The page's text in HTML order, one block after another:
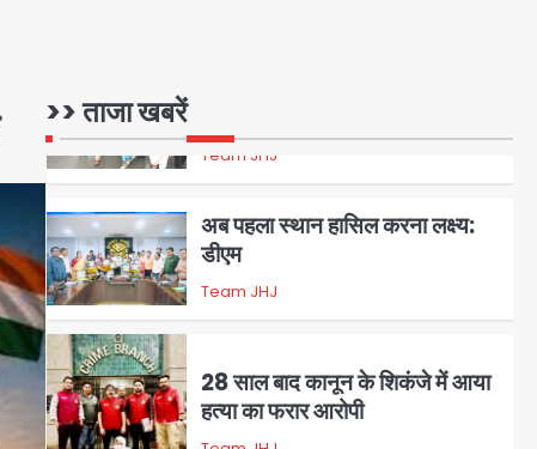
>> ताजा खबरें
डीएम
Team JHJ
3
28 साल बाद कानून के शिकंजे में आया
हत्या का फरार आरोपी